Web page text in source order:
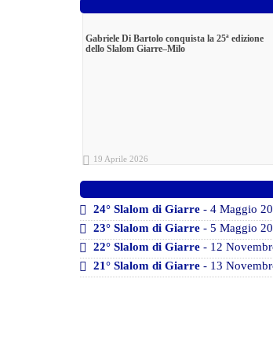
Gabriele Di Bartolo conquista la 25ª edizione
dello Slalom Giarre–Milo
19 Aprile 2026
24° Slalom di Giarre - 4 Maggio
23° Slalom di Giarre - 5 Maggio
22° Slalom di Giarre - 12
21° Slalom di Giarre - 13